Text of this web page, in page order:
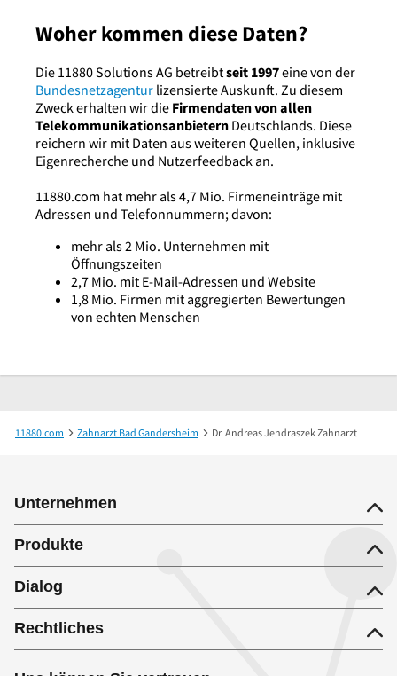
Woher kommen diese Daten?
Die 11880 Solutions AG betreibtseit 1997eine von der
Bundesnetzagentur lizensierte Auskunft. Zu diesem
Zweck erhalten wir die Firmendaten von allen
Telekommunikationsanbietern Deutschlands. Diese
reichern wir mit Daten aus weiteren Quellen, inklusive
Eigenrecherche und Nutzerfeedback an.
11880.com hat mehr als 4,7 Mio. Firmeneinträge mit
Adressen und Telefonnummern; davon:
mehr als 2 Mio. Unternehmen mit
Öffnungszeiten
2,7 Mio. mit E-Mail-Adressen und Website
1,8 Mio. Firmen mit aggregierten Bewertungen
von echten Menschen
11880.com Zahnarzt Bad Gandersheim Dr. Andreas Jendraszek Zahnarzt
Unternehmen
Produkte
Dialog
Rechtliches